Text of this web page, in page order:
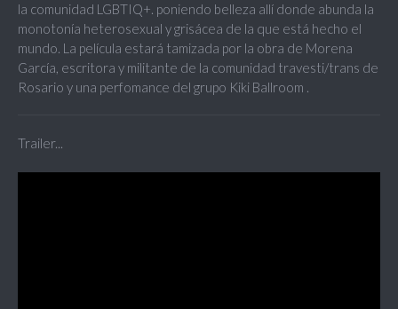
la comunidad LGBTIQ+. poniendo belleza allí donde abunda la
monotonía heterosexual y grisácea de la que está hecho el
mundo. La película estará tamizada por la obra de Morena
García, escritora y militante de la comunidad travesti/trans de
Rosario y una perfomance del grupo Kiki Ballroom .
Trailer...